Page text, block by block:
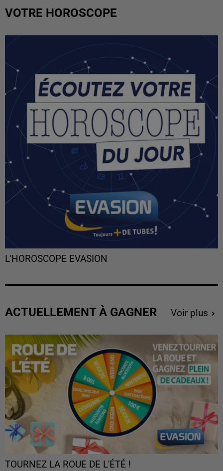
VOTRE HOROSCOPE
L'HOROSCOPE EVASION
ACTUELLEMENT À GAGNER Voir plus
TOURNEZ LA ROUE DE L'ÉTÉ !